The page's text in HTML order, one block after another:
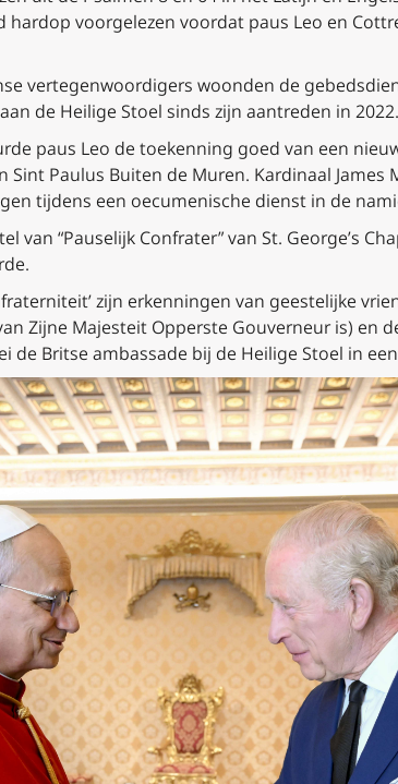
hardop voorgelezen voordat paus Leo en
vertegenwoordigers woonden de
de Heilige Stoel sinds zijn aantreden in 2022.
paus Leo de toekenning goed van een
Sint Paulus Buiten de Muren. Kardinaal
tijdens een oecumenische dienst in de
van “Pauselijk Confrater” van St. George’s
zijn erkenningen van geestelijke
Zijne Majesteit Opperste Gouverneur is) en
de Britse ambassade bij de Heilige Stoel in